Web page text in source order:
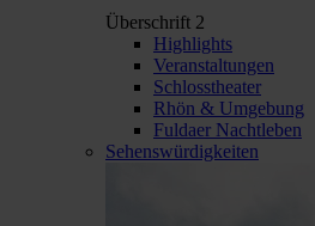
Überschrift 2
Highlights
Veranstaltungen
Schlosstheater
Rhön & Umgebung
Fuldaer Nachtleben
Sehenswürdigkeiten